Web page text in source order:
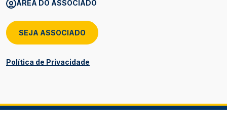
ÁREA DO ASSOCIADO
SEJA ASSOCIADO
Política de Privacidade